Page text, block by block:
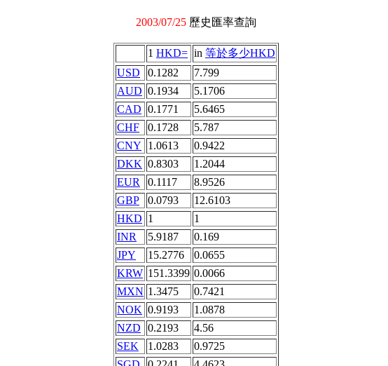
2003/07/25 歷史匯率查詢
1 HKD= in 等於多少HKD
USD
0.1282
7.799
AUD 0.1934
5.1706
CAD 0.1771
5.6465
CHF
0.1728
5.787
CNY
1.0613
0.9422
DKK 0.8303
1.2044
EUR
0.1117
8.9526
GBP
0.0793
12.6103
HKD 1
1
INR
5.9187
0.169
JPY
15.2776
0.0655
KRW 151.3399 0.0066
MXN 1.3475
0.7421
NOK 0.9193
1.0878
NZD
0.2193
4.56
SEK
1.0283
0.9725